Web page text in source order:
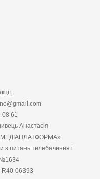
08 61
Анастасія
МЕДІАПЛАТФОРМА»
з питань телебачення і
R40-06393